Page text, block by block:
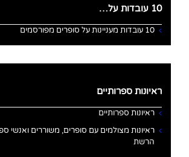
10 עובדות על…
10 עובדות מעניינות על סופרים מפורסמים
ראיונות ספרותיים
ראיונות ספרותיים
ראיונות מצולמים עם סופרים, משוררים ואנשי
הרשת